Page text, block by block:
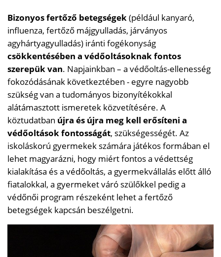
Bizonyos fertőző betegségek(például kanyaró,
influenza, fertőző májgyulladás, járványos
agyhártyagyulladás) iránti fogékonyság
csökkentésében a védőoltásoknak fontos
szerepük van. Napjainkban – a védőoltás-ellenesség
fokozódásának következtében - egyre nagyobb
szükség van a tudományos bizonyítékokkal
alátámasztott ismeretek közvetítésére. A
köztudatban újra és újra meg kell erősíteni a
védőoltások fontosságát, szükségességét. Az
iskoláskorú gyermekek számára játékos formában el
lehet magyarázni, hogy miért fontos a védettség
kialakítása és a védőoltás, a gyermekvállalás előtt álló
fiatalokkal, a gyermeket váró szülőkkel pedig a
védőnői program részeként lehet a fertőző
betegségek kapcsán beszélgetni.